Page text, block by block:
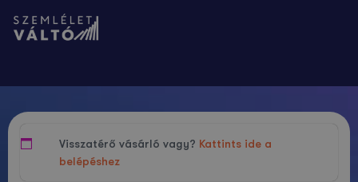
Visszatérő vásárló vagy? Kattints ide a
belépéshez